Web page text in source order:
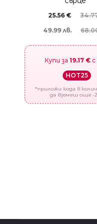
25.56€
49.99 лв.
Купи за 19.17 €с
HOT25
*приложи кода в
да вземеш още -